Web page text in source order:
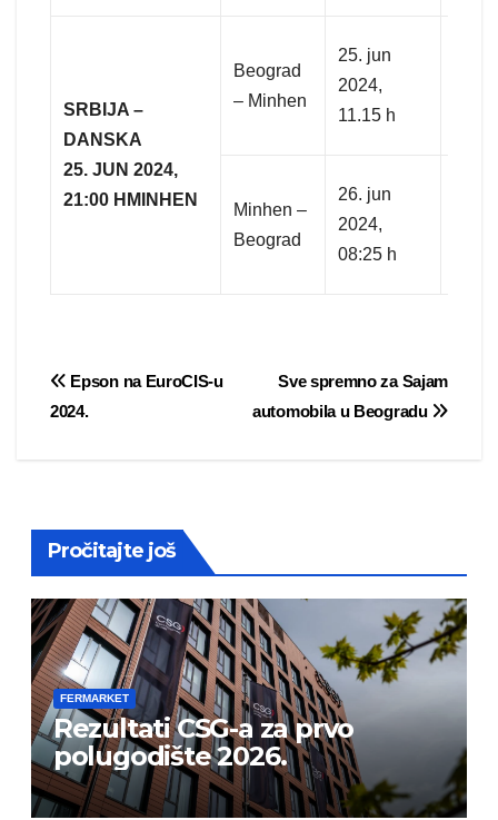
SRBIJA –
DANSKA
25. JUN 2024,
21:00 H MINHEN
Beograd
– Minhen
25. jun
2024,
11.15 h
Minhen –
Beograd
26. jun
2024,
08:25 h
Post
Sve spremno za Sajam
automobila u Beogradu
Epson na EuroCIS-u
2024.
Pročitajte još
FERMARKET
Rezultati CSG-a za prvo
polugodište 2026.